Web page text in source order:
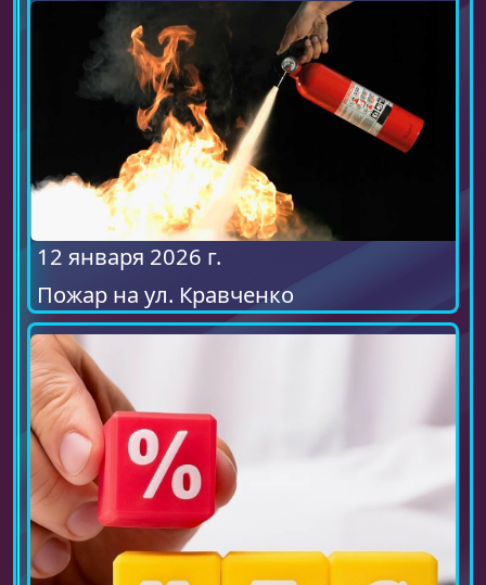
12 января 2026 г.
Пожар на ул. Кравченко